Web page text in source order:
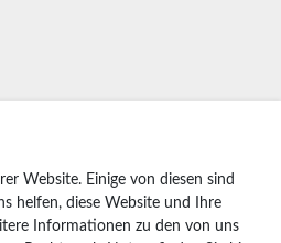
Website. Einige von diesen sind
helfen, diese Website und Ihre
Informationen zu den von uns